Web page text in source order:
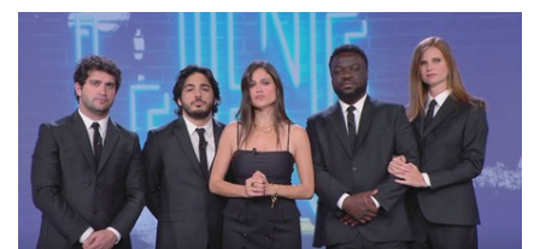
'90 e il 2000 che, inquietantemente, potrebbe essere ancora in
libertà. Lo speciale affronta inoltre le zone d'ombra sul Mostro di
Firenze, le cui responsabilità appaiono ancora oggi avvolte in un
groviglio di dubbi mai chiariti. Nel corso dello speciale anche
l'intervista inedita a Olindo Romano, realizzata ne...